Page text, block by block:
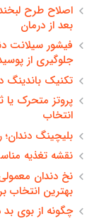
اصلاح طرح
بعد از درمان
فیشور سیلانت
جلوگیری از
تکنیک
پروتز متحرک یا
انتخاب
بلیچینگ
نقشه تغذیه
نخ دندان
بهترین انتخاب
چگونه از بوی